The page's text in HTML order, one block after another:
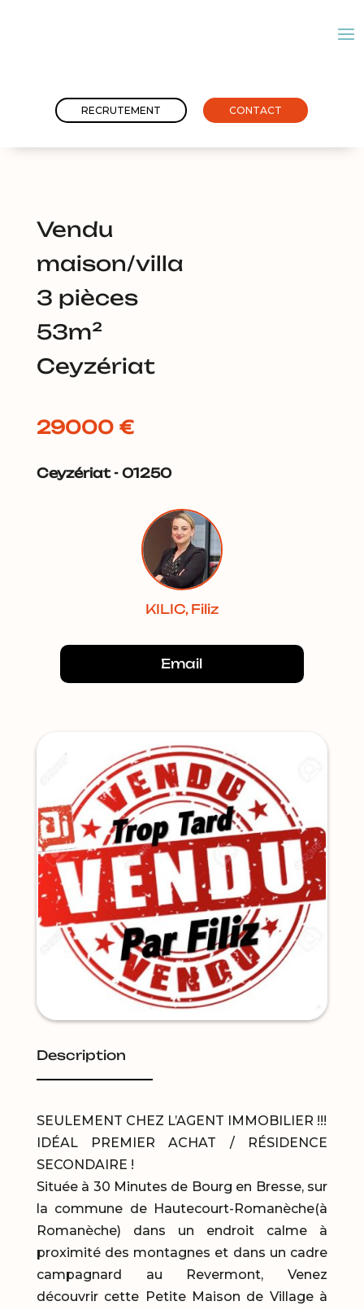
RECRUTEMENT CONTACT
Vendu
maison/villa
3 pièces
53m²
Ceyzériat
29000 €
Ceyzériat - 01250
KILIC, Filiz
Email
Description
SEULEMENT CHEZ L’AGENT IMMOBILIER !!!
IDÉAL PREMIER ACHAT / RÉSIDENCE
SECONDAIRE !
Située à 30 Minutes de Bourg en Bresse, sur
la commune de Hautecourt-Romanèche(à
Romanèche) dans un endroit calme à
proximité des montagnes et dans un cadre
campagnard au Revermont, Venez
découvrir cette Petite Maison de Village à